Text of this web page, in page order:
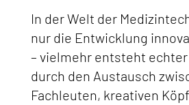
In der Welt der
nur die Entwicklung
– vielmehr entsteht
durch den Austausch
Fachleuten, kreativen